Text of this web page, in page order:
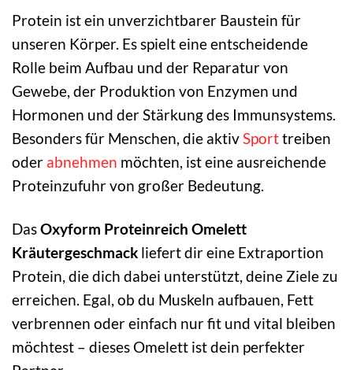
Protein ist ein unverzichtbarer Baustein für
unseren Körper. Es spielt eine entscheidende
Rolle beim Aufbau und der Reparatur von
Gewebe, der Produktion von Enzymen und
Hormonen und der Stärkung des Immunsystems.
Besonders für Menschen, die aktivSporttreiben
oder abnehmen möchten, ist eine ausreichende
Proteinzufuhr von großer Bedeutung.
DasOxyform Proteinreich Omelett
Kräutergeschmack liefert dir eine Extraportion
Protein, die dich dabei unterstützt, deine Ziele zu
erreichen. Egal, ob du Muskeln aufbauen, Fett
verbrennen oder einfach nur fit und vital bleiben
möchtest – dieses Omelett ist dein perfekter